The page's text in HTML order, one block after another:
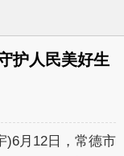
护人民美好生
)6月12日，常德市